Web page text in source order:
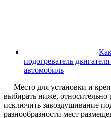
подогреватель
автомобиль
— Место для установки и
выбирать ниже, относительно
исключить завоздушивание
разнообразности мест